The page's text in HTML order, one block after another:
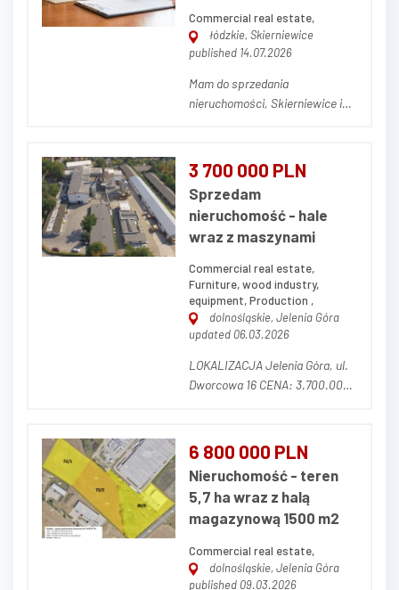
Commercial real estate,
łódzkie, Skierniewice
published 14.07.2026
Mam do sprzedania
nieruchomości, Skierniewice i
sieciowi. Podpisane umowy
długoterminowe, w kilku
przypadkach. - trzeci raz na 10
lat. Więcej informacji
telefonicznie Zdjęcie poglądowe
3 700 000 PLN
Sprzedam
nieruchomość - hale
wraz z maszynami
Commercial real estate,
Furniture, wood industry,
equipment, Production ,
dolnośląskie, Jelenia Góra
updated 06.03.2026
LOKALIZACJA Jelenia Góra, ul.
Dworcowa 16 CENA: 3.700.000,
NIERUCHOMOŚCI Działka o
powierzchni 14.681 m² (w tym
3.320 m² dzierżawione od
prywatnego właściciela z
możliwością prze...
6 800 000 PLN
Nieruchomość - teren
5,7 ha wraz z halą
magazynową 1500 m2
Commercial real estate,
dolnośląskie, Jelenia Góra
published 09.03.2026